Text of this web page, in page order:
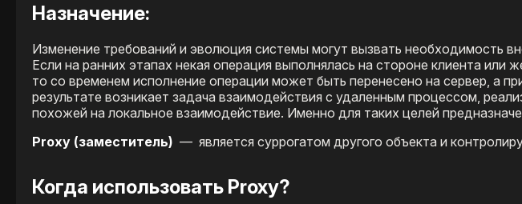
Назначение:
Изменение требований и эволюция системы могут вызвать необходимость
Если на ранних этапах некая операция выполнялась на стороне клиента или
то со временем исполнение операции может быть перенесено на сервер, а
результате возникает задача взаимодействия с удаленным процессом,
похожей на локальное взаимодействие. Именно для таких целей
Proxy (заместитель) — ​ является суррогатом другого объекта и
Когда использовать Proxy?